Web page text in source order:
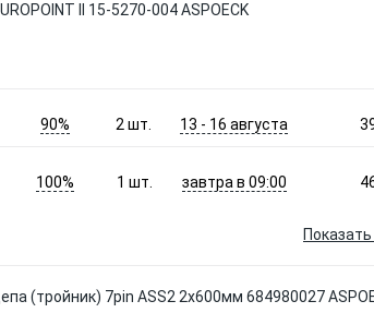
II 15-5270-004 ASPOECK
90% 2 шт. 13 - 16 августа
100% 1шт. завтра в 09:00
(тройник) 7pin ASS2 2х600мм 684980027